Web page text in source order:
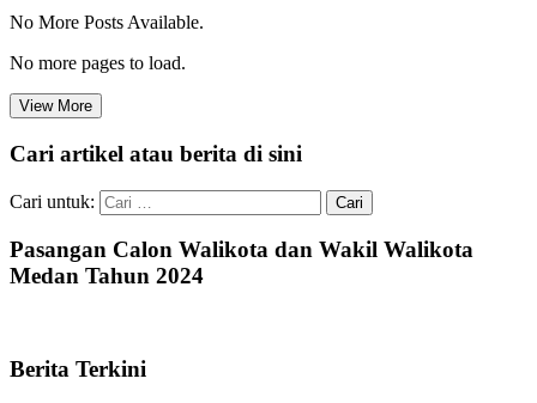
No More Posts Available.
No more pages to load.
View More
Cari artikel atau berita di sini
Cari untuk:
Pasangan Calon Walikota dan Wakil Walikota
Medan Tahun 2024
Berita Terkini